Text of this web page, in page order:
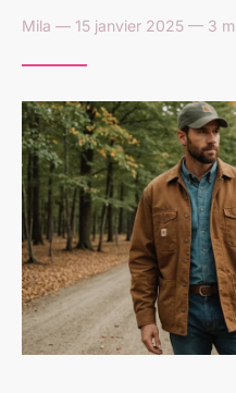
Mila — 15 janvier 2025 — 3